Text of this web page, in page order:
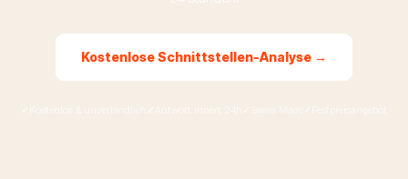
Kostenlose Schnittstellen-Analyse →